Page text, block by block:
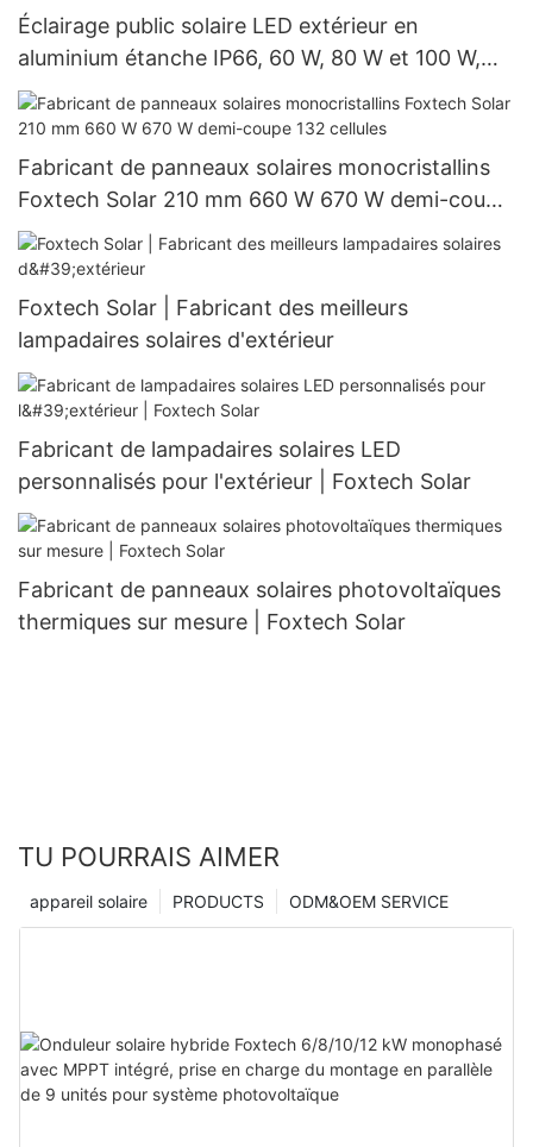
Éclairage public solaire LED extérieur en
aluminium étanche IP66, 60 W, 80 W et 100 W,
nouveau modèle
Fabricant de panneaux solaires monocristallins
Foxtech Solar 210 mm 660 W 670 W demi-coupe
132 cellules
Foxtech Solar | Fabricant des meilleurs
lampadaires solaires d'extérieur
Fabricant de lampadaires solaires LED
personnalisés pour l'extérieur | Foxtech Solar
Fabricant de panneaux solaires photovoltaïques
thermiques sur mesure | Foxtech Solar
TU POURRAIS AIMER
ODM&OEM SERVICE
PRODUCTS
appareil solaire